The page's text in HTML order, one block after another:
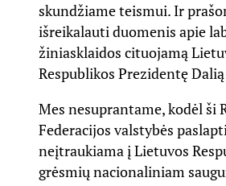
skundžiame teismui. Ir
išreikalauti duomenis apie
žiniasklaidos cituojamą
Respublikos Prezidentę
Mes nesuprantame, kodėl ši
Federacijos valstybės
neįtraukiama į Lietuvos
grėsmių nacionaliniam